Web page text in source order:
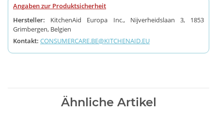
Angaben zur Produktsicherheit
Hersteller: KitchenAid Europa Inc., Nijverheidslaan 3, 1853
Grimbergen, Belgien
Kontakt: CONSUMERCARE.BE@KITCHENAID.EU
Ähnliche Artikel